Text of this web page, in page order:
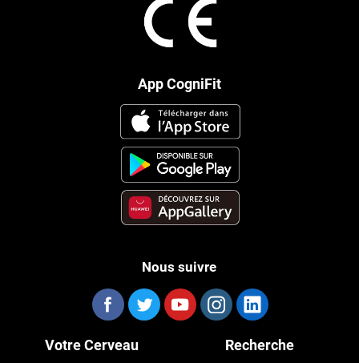
App CogniFit
Nous suivre
Votre Cerveau Recherche